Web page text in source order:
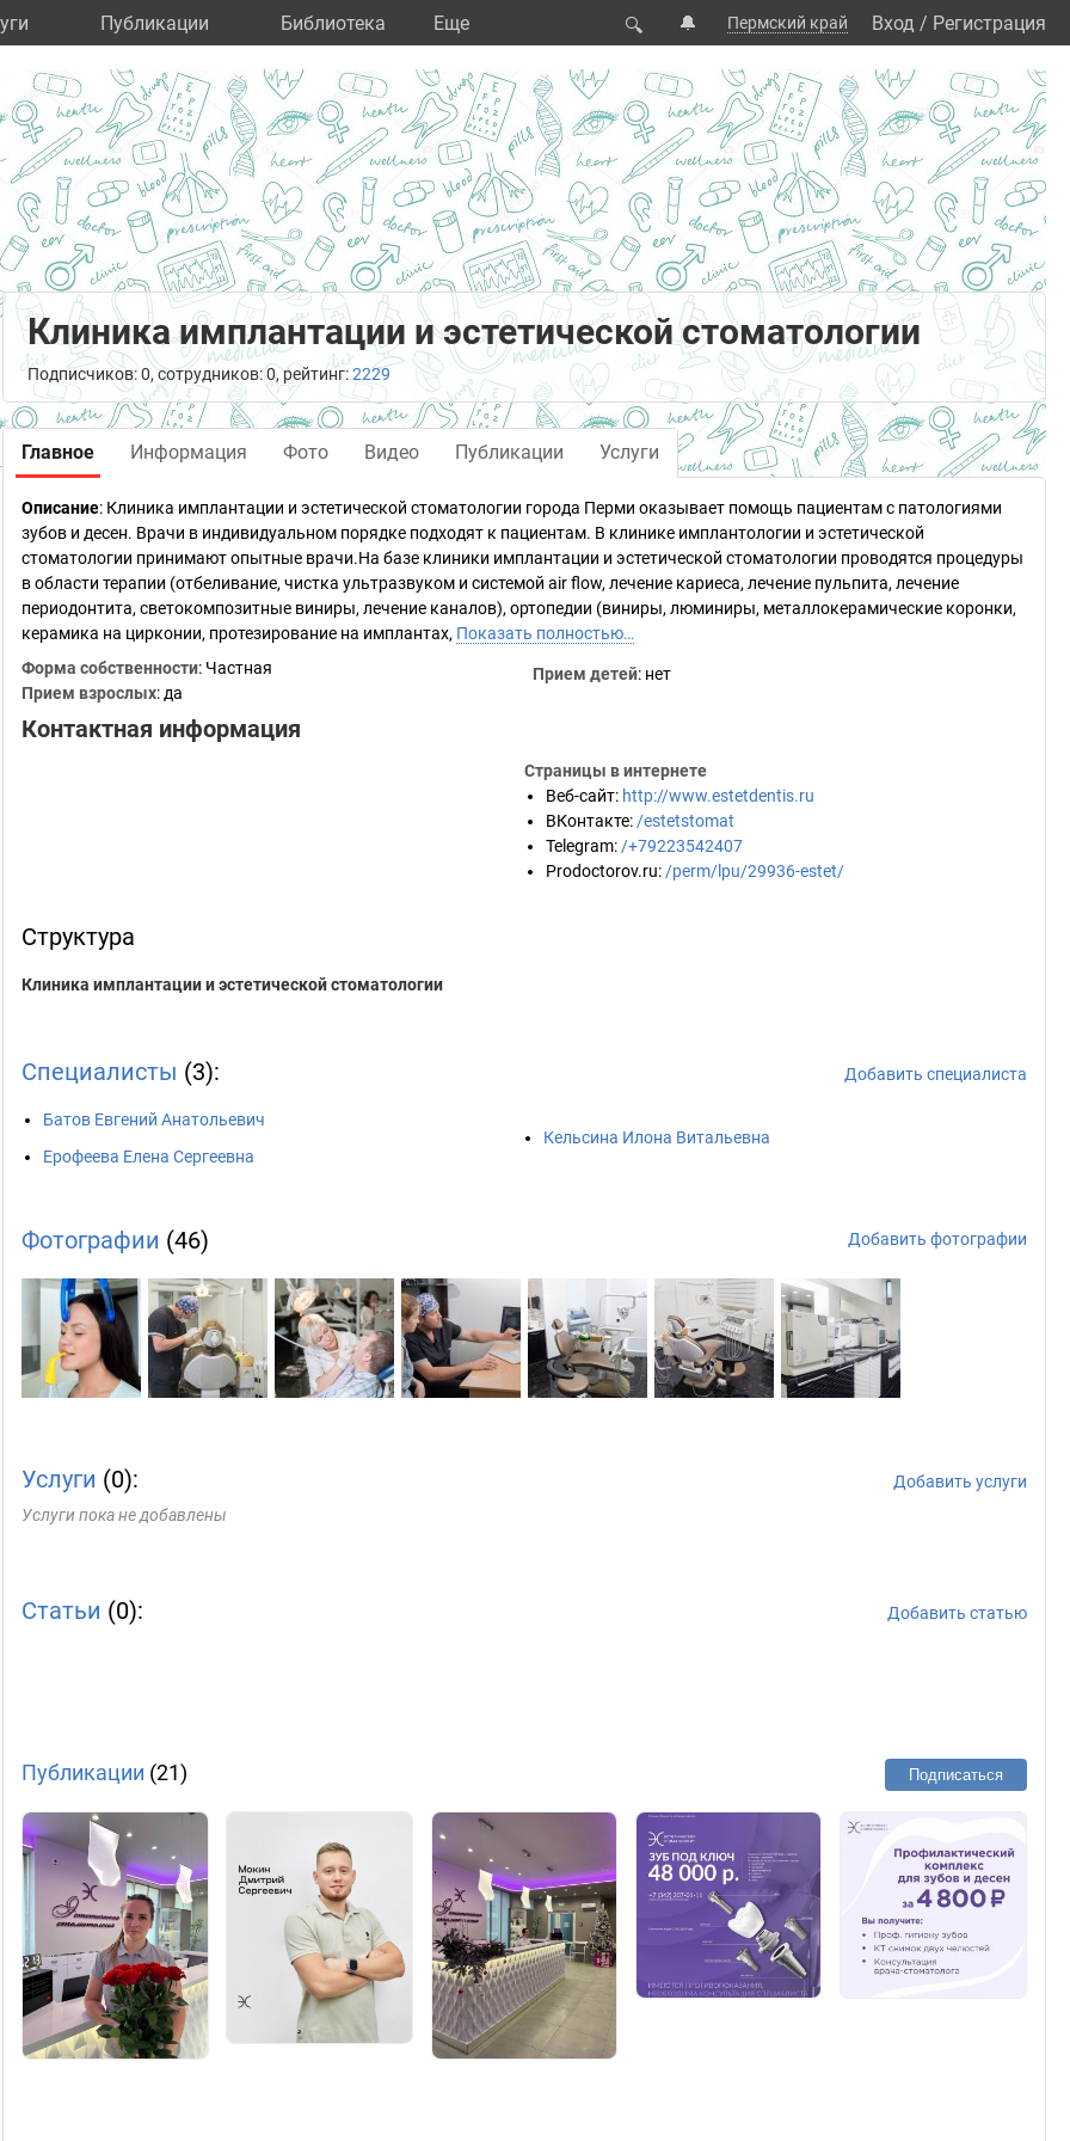
Публикации Библиотека Eще 🔍 🔔 Пермский край Вход / Регистрация
Клиника имплантации и эстетической стоматологии
Подписчиков: 0, сотрудников: 0, рейтинг:2229
Главное Информация Фото Видео Публикации Услуги
Описание: Клиника имплантации и эстетической стоматологии города Перми оказывает помощь пациентам с патологиями
зубов и десен. Врачи в индивидуальном порядке подходят к пациентам. В клинике имплантологии и эстетической
стоматологии принимают опытные врачи.На базе клиники имплантации и эстетической стоматологии проводятся процедуры
в области терапии (отбеливание, чистка ультразвуком и системой air flow, лечение кариеса, лечение пульпита, лечение
периодонтита, светокомпозитные виниры, лечение каналов), ортопедии (виниры, люминиры, металлокерамические коронки,
керамика на цирконии, протезирование на имплантах, Показать полностью…
Форма собственности: Частная
Прием взрослых: да
Прием детей: нет
Контактная информация
Страницы в интернете
Веб-сайт: http://www.estetdentis.ru
ВКонтакте: /estetstomat
Telegram: /+79223542407
Prodoctorov.ru: /perm/lpu/29936-estet/
Структура
Клиника имплантации и эстетической стоматологии
Специалисты (3): Добавить специалиста
Батов Евгений Анатольевич
Ерофеева Елена Сергеевна
Кельсина Илона Витальевна
Фотографии (46) Добавить фотографии
Услуги (0):
Добавить услуги
Услуги пока не добавлены
Статьи (0): Добавить статью
Публикации (21) Подписаться